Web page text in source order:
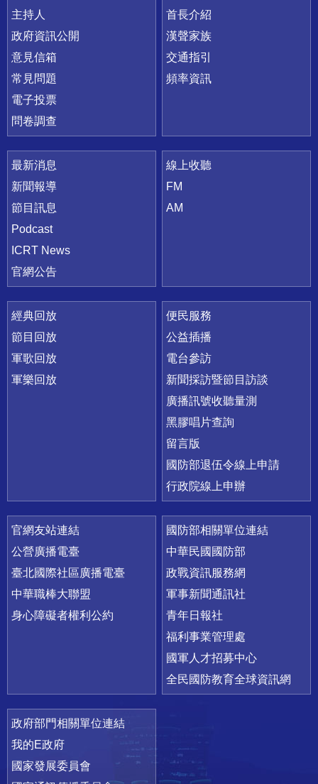
主持人
政府資訊公開
意見信箱
常見問題
電子投票
問卷調查
首長介紹
漢聲家族
交通指引
頻率資訊
最新消息
新聞報導
節目訊息
Podcast
ICRT News
官網公告
線上收聽
FM
AM
經典回放
節目回放
軍歌回放
軍樂回放
便民服務
公益插播
電台參訪
新聞採訪暨節目訪談
廣播訊號收聽量測
黑膠唱片查詢
留言版
國防部退伍令線上申請
行政院線上申辦
官網友站連結
公營廣播電臺
臺北國際社區廣播電臺
中華職棒大聯盟
身心障礙者權利公約
國防部相關單位連結
中華民國國防部
政戰資訊服務網
軍事新聞通訊社
青年日報社
福利事業管理處
國軍人才招募中心
全民國防教育全球資訊網
政府部門相關單位連結
我的E政府
國家發展委員會